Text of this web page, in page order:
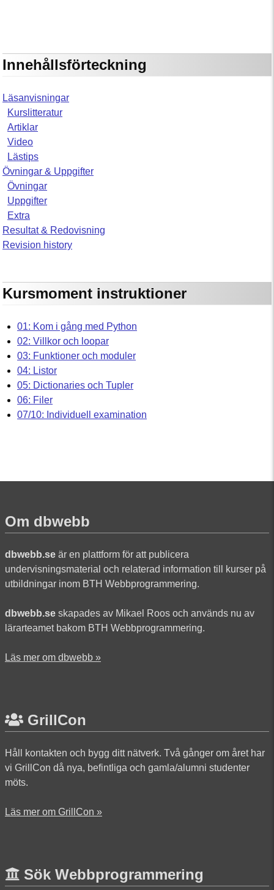
Innehållsförteckning
Läsanvisningar
Kurslitteratur
Artiklar
Video
Lästips
Övningar & Uppgifter
Övningar
Uppgifter
Extra
Resultat & Redovisning
Revision history
Kursmoment instruktioner
01: Kom i gång med Python
02: Villkor och loopar
03: Funktioner och moduler
04: Listor
05: Dictionaries och Tupler
06: Filer
07/10: Individuell examination
Om dbwebb
dbwebb.seär en plattform för att publicera
undervisningsmaterial och relaterad information till kurser på
utbildningar inom BTH Webbprogrammering.
dbwebb.seskapades av Mikael Roos och används nu av
lärarteamet bakom BTH Webbprogrammering.
Läs mer om dbwebb »
GrillCon
Håll kontakten och bygg ditt nätverk. Två gånger om året har
vi GrillCon då nya, befintliga och gamla/alumni studenter
möts.
Läs mer om GrillCon »
Sök Webbprogrammering